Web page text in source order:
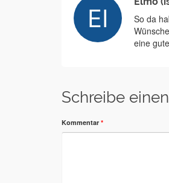
So da
eine
Schreibe
Kommentar *